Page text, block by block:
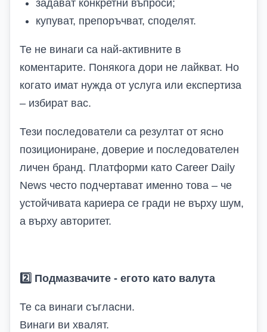
задават конкретни въпроси;
купуват, препоръчват, споделят.
Те не винаги са най-активните в
коментарите. Понякога дори не лайкват. Но
когато имат нужда от услуга или експертиза
– избират вас.
Тези последователи са резултат от ясно
позициониране, доверие и последователен
личен бранд. Платформи като Career Daily
News често подчертават именно това – че
устойчивата кариера се гради не върху шум,
а върху авторитет.
2️ Подмазвачите - егото като валута
Те са винаги съгласни.
Винаги ви хвалят.